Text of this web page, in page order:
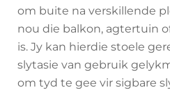
om buite na verskillende
nou die balkon, agtertuin
is. Jy kan hierdie stoele
slytasie van gebruik
om tyd te gee vir sigbare